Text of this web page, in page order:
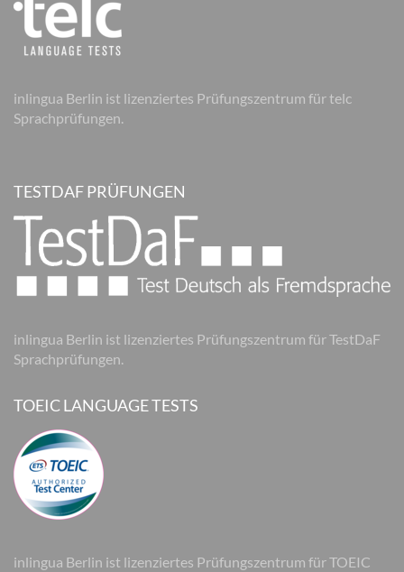
inlingua Berlin ist lizenziertes Prüfungszentrum für telc
Sprachprüfungen.
TESTDAF PRÜFUNGEN
inlingua Berlin ist lizenziertes Prüfungszentrum für TestDaF
Sprachprüfungen.
TOEIC LANGUAGE TESTS
inlingua Berlin ist lizenziertes Prüfungszentrum für TOEIC